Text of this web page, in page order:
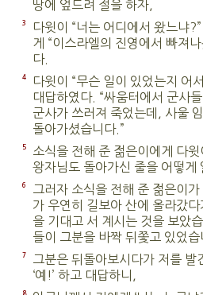
땅에 엎드려 절을 하자,
3
다윗이 “너는 어디에서 왔느냐
게 “이스라엘의 진영에서 빠져
다.
4
다윗이 “무슨 일이 있었는지 어
대답하였다. “싸움터에서 군사
군사가 쓰러져 죽었는데, 사울
돌아가셨습니다.”
5
소식을 전해 준 젊은이에게 다
왕자님도 돌아가신 줄을 어떻게
6
그러자 소식을 전해 준 젊은이
가 우연히 길보아 산에 올라갔
을 기대고 서 계시는 것을 보았
들이 그분을 바짝 뒤쫓고 있었습
7
그분은 뒤돌아보시다가 저를
‘예!’ 하고 대답하니,
8